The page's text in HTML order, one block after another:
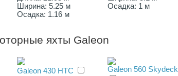
Ширина: 5.25 м
Осадка: 1.16 м
Осадка: 1 м
яхты Galeon
Galeon 430 HTC
Galeon 560 Skydeck